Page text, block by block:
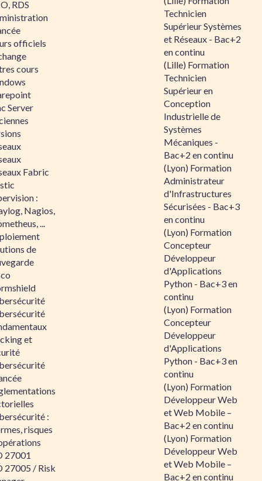
RDS
officiels
cours
Server
Fabric
:
Nagios,
...
de
et
:
risques
27001
27005 / Risk
Technicien
Supérieur Systèmes
et Réseaux - Bac+2
en continu
(Lille) Formation
Technicien
Supérieur en
Conception
Industrielle de
Systèmes
Mécaniques -
Bac+2 en continu
(Lyon) Formation
Administrateur
d'Infrastructures
Sécurisées - Bac+3
en continu
(Lyon) Formation
Concepteur
Développeur
d'Applications
Python - Bac+3 en
continu
(Lyon) Formation
Concepteur
Développeur
d'Applications
Python - Bac+3 en
continu
(Lyon) Formation
Développeur Web
et Web Mobile –
Bac+2 en continu
(Lyon) Formation
Développeur Web
et Web Mobile –
Bac+2 en continu